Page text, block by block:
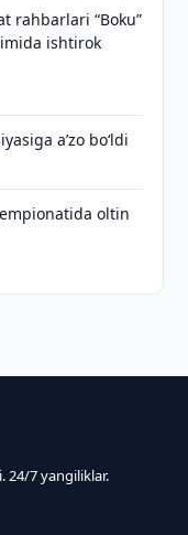
rahbarlari “Boku”
ishtirok
aʼzo bo‘ldi
oltin
24/7 yangiliklar.